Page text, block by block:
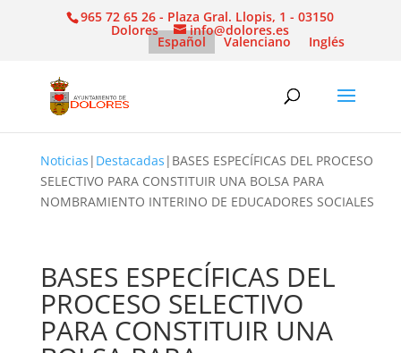
965 72 65 26 - Plaza Gral. Llopis, 1 - 03150
Dolores info@dolores.es
Español Valenciano Inglés
Noticias | Destacadas | BASES ESPECÍFICAS DEL PROCESO
SELECTIVO PARA CONSTITUIR UNA BOLSA PARA
NOMBRAMIENTO INTERINO DE EDUCADORES SOCIALES
BASES ESPECÍFICAS DEL
PROCESO SELECTIVO
PARA CONSTITUIR UNA